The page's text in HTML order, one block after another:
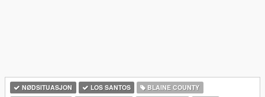
NØDSITUASJON LOS SANTOS
BLAINE COUNTY